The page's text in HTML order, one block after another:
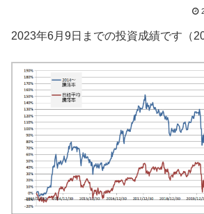
2023年6月9日までの投資成績です（